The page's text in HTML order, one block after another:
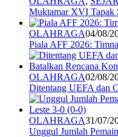
Muktamar XVI
OLAHRAGA04/08/
Piala AFF 2026:
OLAHRAGA02/08/
Ditentang UEFA dan
OLAHRAGA31/07/
Unggul Jumlah